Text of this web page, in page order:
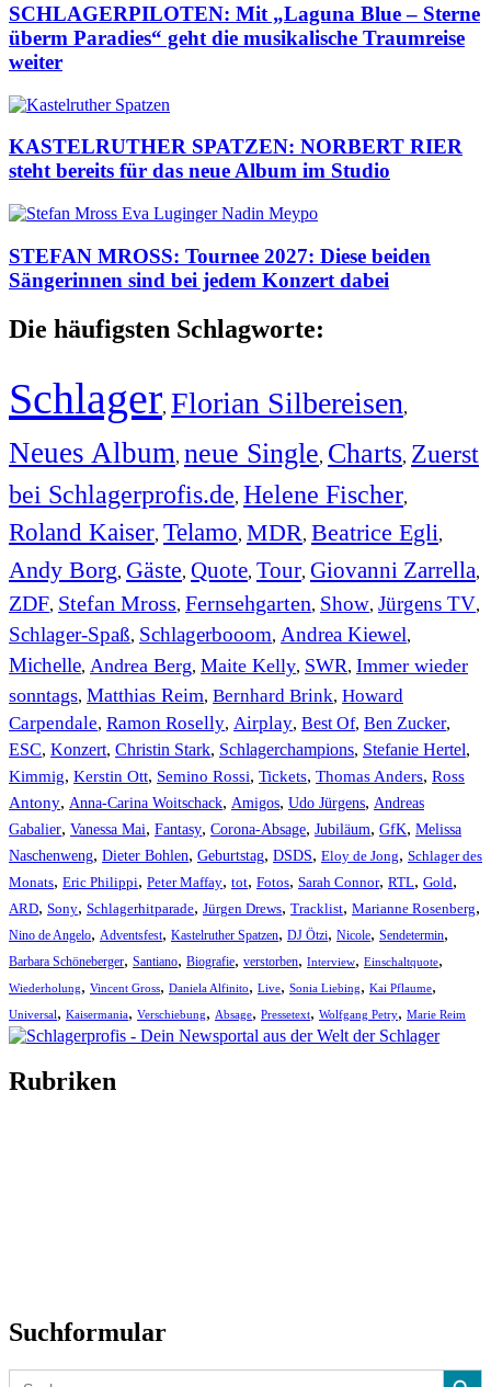
SCHLAGERPILOTEN: Mit „Laguna Blue – Sterne
überm Paradies“ geht die musikalische Traumreise
weiter
KASTELRUTHER SPATZEN: NORBERT RIER
steht bereits für das neue Album im Studio
STEFAN MROSS: Tournee 2027: Diese beiden
Sängerinnen sind bei jedem Konzert dabei
Die häufigsten Schlagworte:
Schlager, Florian Silbereisen,
Neues Album, neue Single, Charts, Zuerst
bei Schlagerprofis.de, Helene Fischer,
Roland Kaiser, Telamo, MDR, Beatrice Egli,
Andy Borg, Gäste, Quote, Tour, Giovanni Zarrella,
ZDF, Stefan Mross, Fernsehgarten, Show, Jürgens TV,
Schlager-Spaß, Schlagerbooom, Andrea Kiewel,
Michelle, Andrea Berg, Maite Kelly, SWR, Immer wieder
sonntags, Matthias Reim, Bernhard Brink, Howard
Carpendale, Ramon Roselly, Airplay, Best Of, Ben Zucker,
ESC, Konzert, Christin Stark, Schlagerchampions, Stefanie Hertel,
Kimmig, Kerstin Ott, Semino Rossi, Tickets, Thomas Anders, Ross
Antony, Anna-Carina Woitschack, Amigos, Udo Jürgens, Andreas
Gabalier, Vanessa Mai, Fantasy, Corona-Absage, Jubiläum, GfK, Melissa
Naschenweng, Dieter Bohlen, Geburtstag, DSDS, Eloy de Jong, Schlager des
Monats, Eric Philippi, Peter Maffay, tot, Fotos, Sarah Connor, RTL, Gold,
ARD, Sony, Schlagerhitparade, Jürgen Drews, Tracklist, Marianne Rosenberg,
Nino de Angelo, Adventsfest, Kastelruther Spatzen, DJ Ötzi, Nicole, Sendetermin,
Barbara Schöneberger, Santiano, Biografie, verstorben, Interview, Einschaltquote,
Wiederholung, Vincent Gross, Daniela Alfinito, Live, Sonia Liebing, Kai Pflaume,
Universal, Kaisermania, Verschiebung, Absage, Pressetext, Wolfgang Petry, Marie Reim
Rubriken
Suchformular
Search
Search Button